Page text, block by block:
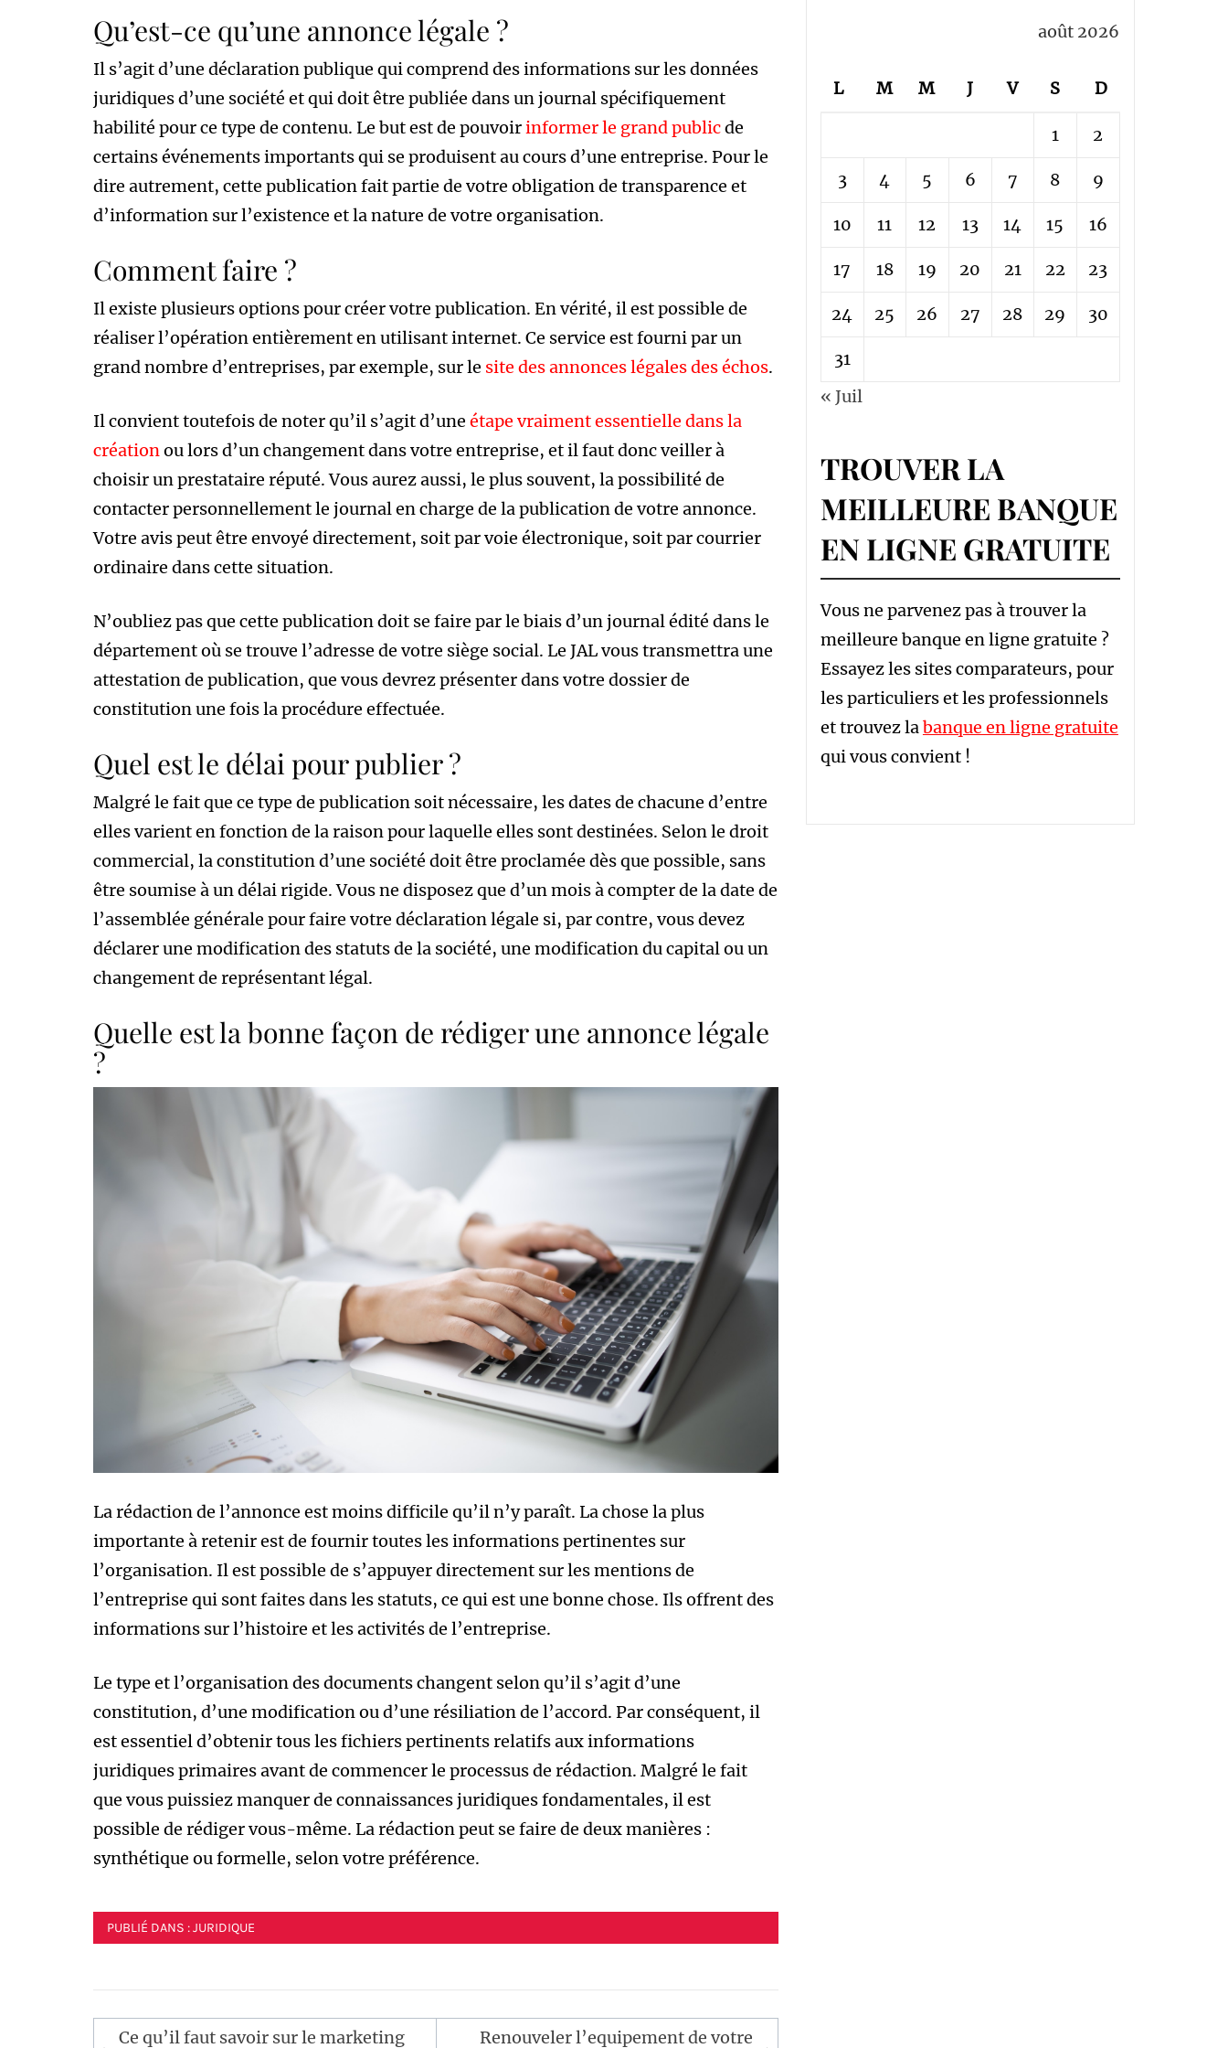
Qu’est-ce qu’une annonce légale ?
Il s’agit d’une déclaration publique qui comprend des informations sur les données
juridiques d’une société et qui doit être publiée dans un journal spécifiquement
habilité pour ce type de contenu. Le but est de pouvoirinformer le grand publicde
certains événements importants qui se produisent au cours d’une entreprise. Pour le
dire autrement, cette publication fait partie de votre obligation de transparence et
d’information sur l’existence et la nature de votre organisation.
Comment faire ?
Il existe plusieurs options pour créer votre publication. En vérité, il est possible de
réaliser l’opération entièrement en utilisant internet. Ce service est fourni par un
grand nombre d’entreprises, par exemple, sur le site des annonces légales des échos.
Il convient toutefois de noter qu’il s’agit d’une étape vraiment essentielle dans la
créationou lors d’un changement dans votre entreprise, et il faut donc veiller à
choisir un prestataire réputé. Vous aurez aussi, le plus souvent, la possibilité de
contacter personnellement le journal en charge de la publication de votre annonce.
Votre avis peut être envoyé directement, soit par voie électronique, soit par courrier
ordinaire dans cette situation.
N’oubliez pas que cette publication doit se faire par le biais d’un journal édité dans le
département où se trouve l’adresse de votre siège social. Le JAL vous transmettra une
attestation de publication, que vous devrez présenter dans votre dossier de
constitution une fois la procédure effectuée.
Quel est le délai pour publier ?
Malgré le fait que ce type de publication soit nécessaire, les dates de chacune d’entre
elles varient en fonction de la raison pour laquelle elles sont destinées. Selon le droit
commercial, la constitution d’une société doit être proclamée dès que possible, sans
être soumise à un délai rigide. Vous ne disposez que d’un mois à compter de la date de
l’assemblée générale pour faire votre déclaration légale si, par contre, vous devez
déclarer une modification des statuts de la société, une modification du capital ou un
changement de représentant légal.
Quelle est la bonne façon de rédiger une annonce légale
?
La rédaction de l’annonce est moins difficile qu’il n’y paraît. La chose la plus
importante à retenir est de fournir toutes les informations pertinentes sur
l’organisation. Il est possible de s’appuyer directement sur les mentions de
l’entreprise qui sont faites dans les statuts, ce qui est une bonne chose. Ils offrent des
informations sur l’histoire et les activités de l’entreprise.
Le type et l’organisation des documents changent selon qu’il s’agit d’une
constitution, d’une modification ou d’une résiliation de l’accord. Par conséquent, il
est essentiel d’obtenir tous les fichiers pertinents relatifs aux informations
juridiques primaires avant de commencer le processus de rédaction. Malgré le fait
que vous puissiez manquer de connaissances juridiques fondamentales, il est
possible de rédiger vous-même. La rédaction peut se faire de deux manières :
synthétique ou formelle, selon votre préférence.
PUBLIÉ DANS :JURIDIQUE
Navigation
Ce qu’il faut savoir sur le marketing Renouveler l’equipement de votre
août 2026
L M M J V S D
1 2
3 4 5 6 7 8 9
10 11 12 13 14 15 16
17 18 19 20 21 22 23
24 25 26 27 28 29 30
31
« Juil
TROUVER LA
MEILLEURE BANQUE
EN LIGNE GRATUITE
Vous ne parvenez pas à trouver la
meilleure banque en ligne gratuite ?
Essayez les sites comparateurs, pour
les particuliers et les professionnels
et trouvez labanque en ligne gratuite
qui vous convient !